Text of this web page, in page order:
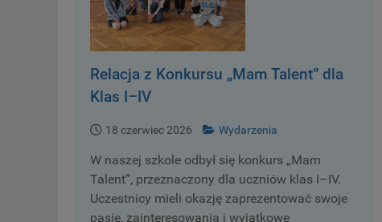
Relacja z Konkursu „Mam Talent” dla
Klas I–IV
18 czerwiec 2026 Wydarzenia
W naszej szkole odbył się konkurs „Mam
Talent”, przeznaczony dla uczniów klas I–IV.
Uczestnicy mieli okazję zaprezentować swoje
pasje, zainteresowania i wyjątkowe